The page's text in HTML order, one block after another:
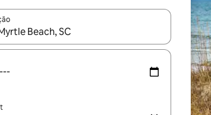
os resultados estiverem disponíveis, explore-os